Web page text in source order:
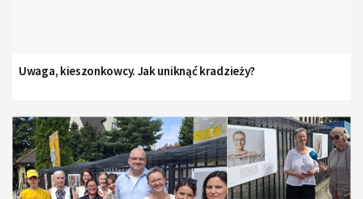
Uwaga, kieszonkowcy. Jak uniknąć kradzieży?